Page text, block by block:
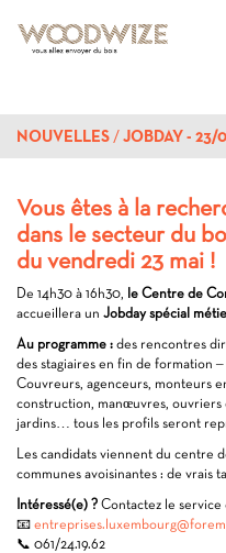
NOUVELLES JOBDAY - 23/
Vous êtes à la
dans le secteur du
du vendredi 23 mai !
De 14h30 à 16h30, le Centre de
accueillera un Jobday spécial
Au programme : des rencontres
des stagiaires en fin de formation
Couvreurs, agenceurs, monteurs
construction, manœuvres,
jardins… tous les profils seront
Les candidats viennent du centre
communes avoisinantes : de vrais
Intéressé(e) ? Contactez le
📧
📞 061/24.19.62